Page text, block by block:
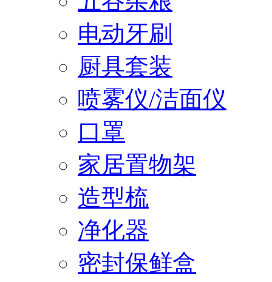
电动牙刷
厨具套装
喷雾仪/洁面仪
口罩
家居置物架
造型梳
净化器
密封保鲜盒